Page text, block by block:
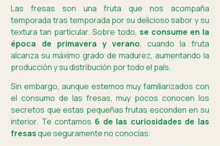
Las fresas son una fruta que nos acompaña
temporada tras temporada por su delicioso sabor y su
textura tan particular. Sobre todo, se consume en la
época de primavera y verano, cuando la fruta
alcanza su máximo grado de madurez, aumentando la
producción y su distribución por todo el país.
Sin embargo, aunque estemos muy familiarizados con
el consumo de las fresas, muy pocos conocen los
secretos que estas pequeñas frutas esconden en su
interior. Te contamos 6 de las curiosidades de las
fresasque seguramente no conocías: